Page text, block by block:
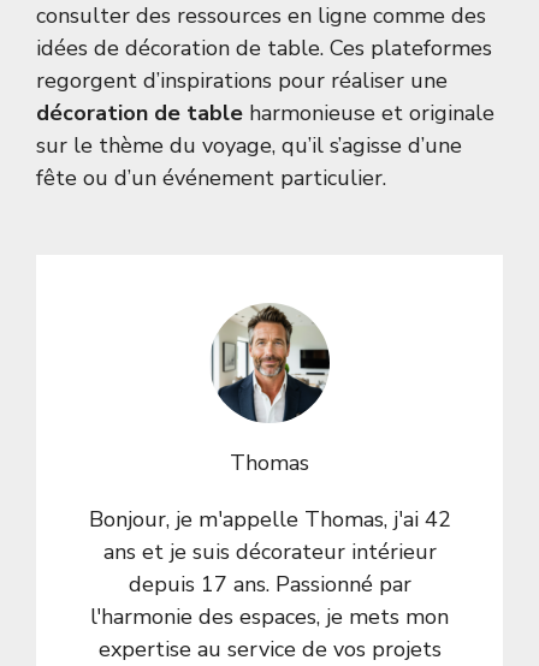
consulter des ressources en ligne comme des
idées de décoration de table. Ces plateformes
regorgent d’inspirations pour réaliser une
décoration de table harmonieuse et originale
sur le thème du voyage, qu’il s’agisse d’une
fête ou d’un événement particulier.
Thomas
Bonjour, je m'appelle Thomas, j'ai 42
ans et je suis décorateur intérieur
depuis 17 ans. Passionné par
l'harmonie des espaces, je mets mon
expertise au service de vos projets